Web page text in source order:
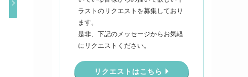
ラストのリクエストを募集しており
ます。
是非、下記のメッセージからお気軽
にリクエストください。
リクエストはこちら